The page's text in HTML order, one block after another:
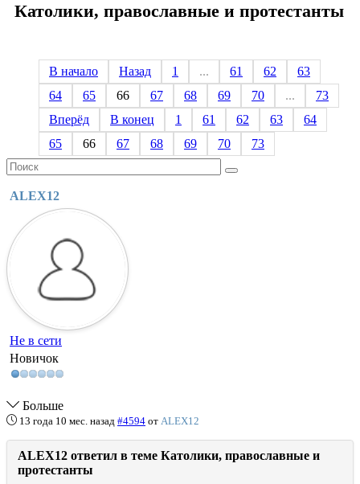
Католики, православные и протестанты
В начало Назад 1 ... 61 62
63
64
65 66 67 68 69 70 ...
73
Вперёд
В конец 1 61 62 63
64
65
66 67 68 69 70 73
ALEX12
Не в сети
Новичок
Больше
13 года 10 мес. назад #4594 от ALEX12
ALEX12 ответил в теме Католики, православные и
протестанты